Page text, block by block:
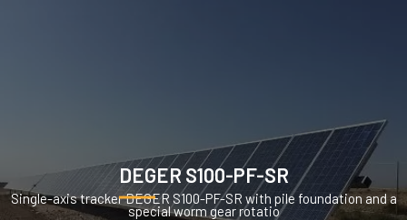
DEGER S100-PF-SR
Single-axis tracker DEGER S100-PF-SR with pile foundation and a
special worm gear rotatio